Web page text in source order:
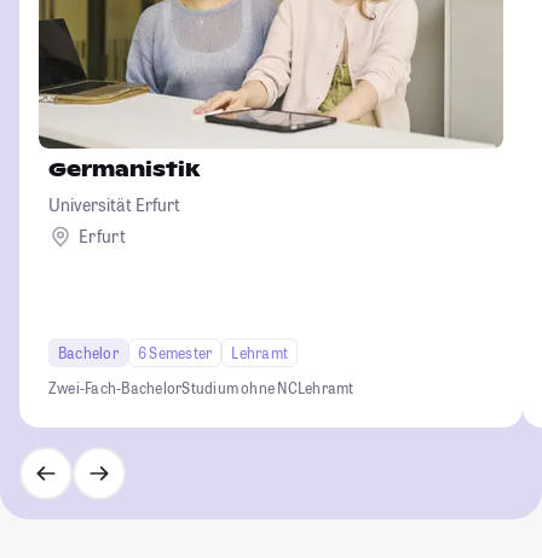
Germanistik
Universität Erfurt
Erfurt
Bachelor 6 Semester
Lehramt
Zwei-Fach-BachelorStudium ohne NCLehramt